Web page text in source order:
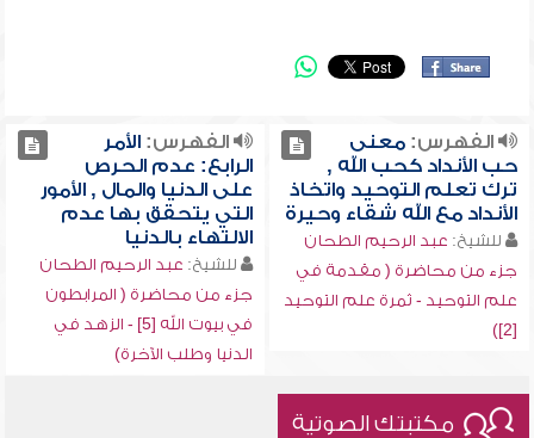
الفهرس:معنى
حب الأنداد كحب الله ,
ترك تعلم التوحيد واتخاذ
الأنداد مع الله شقاء وحيرة
للشيخ: عبد الرحيم الطحان
جزء من محاضرة ( مقدمة في
علم التوحيد - ثمرة علم التوحيد
[2])
الفهرس:الأمر
الرابع: عدم الحرص
على الدنيا والمال , الأمور
التي يتحقق بها عدم
الالتهاء بالدنيا
للشيخ: عبد الرحيم الطحان
جزء من محاضرة ( المرابطون
في بيوت الله [5] - الزهد في
الدنيا وطلب الآخرة)
مكتبتك الصوتية